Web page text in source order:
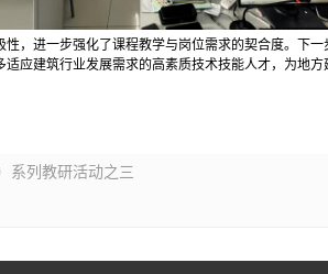
，进一步强化了课程教学与岗位需求的契合度。下
应建筑行业发展需求的高素质技术技能人才，为地方
系列教研活动之三